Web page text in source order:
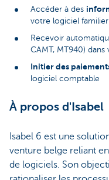
Accéder à des
votre logiciel familier
Recevoir
CAMT, MT940)
Initier des
logiciel comptable
À propos d'Isabel
Isabel 6 est une
venture belge reliant
de logiciels. Son